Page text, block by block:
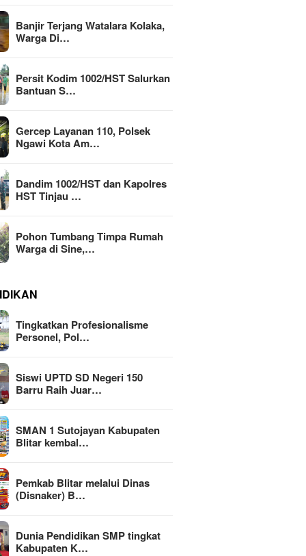
Banjir Terjang Watalara Kolaka,
Warga Di…
Persit Kodim 1002/HST Salurkan
Bantuan S…
Gercep Layanan 110, Polsek
Ngawi Kota Am…
Dandim 1002/HST dan Kapolres
HST Tinjau …
Pohon Tumbang Timpa Rumah
Warga di Sine,…
Tingkatkan Profesionalisme
Personel, Pol…
Siswi UPTD SD Negeri 150
Barru Raih Juar…
SMAN 1 Sutojayan Kabupaten
Blitar kembal…
Pemkab Blitar melalui Dinas
(Disnaker) B…
Dunia Pendidikan SMP tingkat
Kabupaten K…